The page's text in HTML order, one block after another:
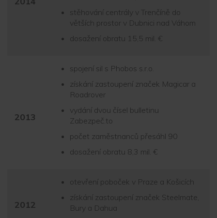
stěhování centrály v Trenčíně do
větších prostor v Dubnici nad Váhom
dosažení obratu 15,5 mil. €
2013
spojení sil s Phobos s.r.o.
získání zastoupení značek Magicar a
Roadrover
vydání dvou čísel bulletinu
Zabezpeč.to
počet zaměstnanců přesáhl 90
dosažení obratu 8,3 mil. €
2012
otevření poboček v Praze a Košicích
získání zastoupení značek Steelmate,
Bury a Dahua